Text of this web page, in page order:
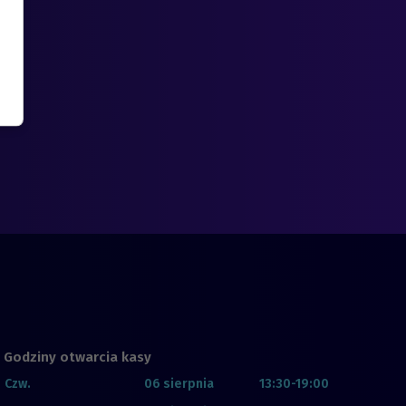
Godziny otwarcia kasy
Czw. 06 sierpnia
13:30-19:00